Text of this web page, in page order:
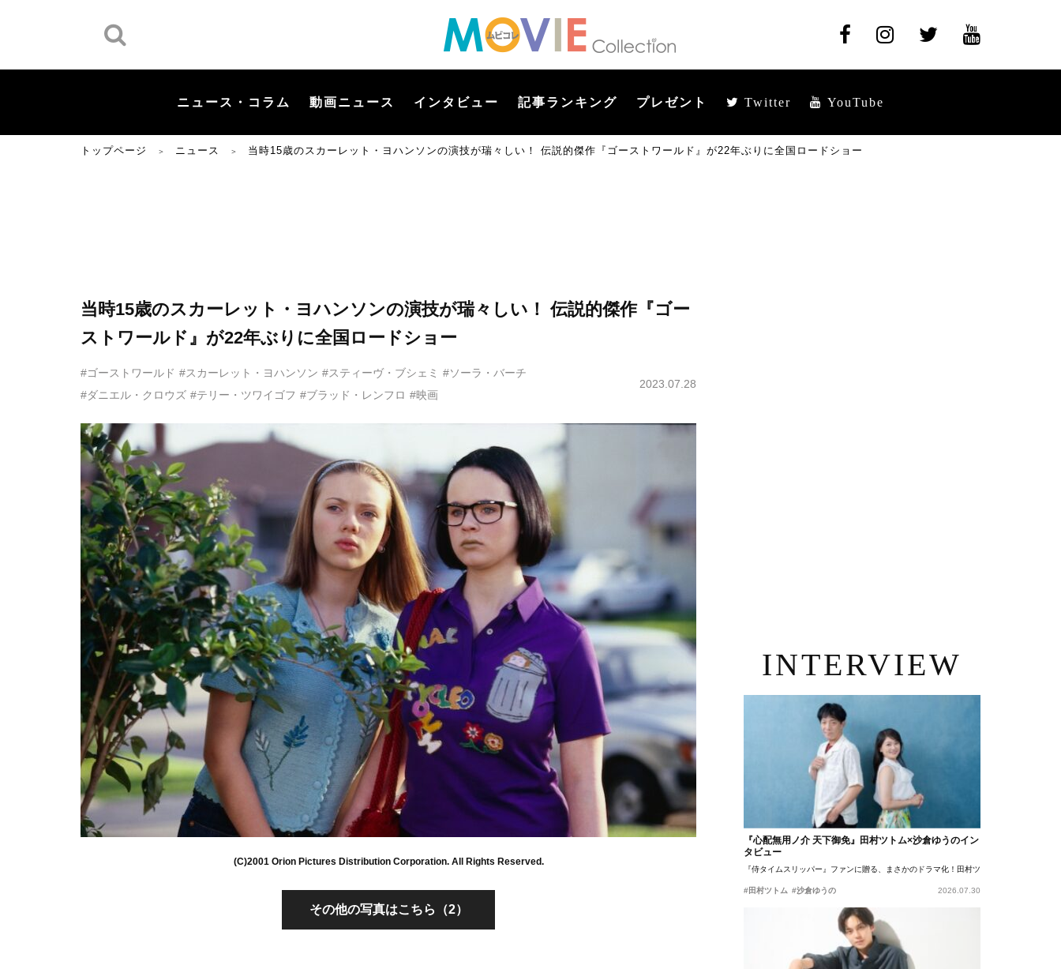
ニュース・コラム 動画ニュース インタビュー 記事ランキング プレゼント Twitter YouTube
トップページ ＞ ニュース ＞ 当時15歳のスカーレット・ヨハンソンの演技が瑞々しい！ 伝説的傑作『ゴーストワールド』が22年ぶりに全国ロードショー
当時15歳のスカーレット・ヨハンソンの演技が瑞々しい！ 伝説的傑作『ゴー
ストワールド』が22年ぶりに全国ロードショー
#ゴーストワールド #スカーレット・ヨハンソン #スティーヴ・ブシェミ #ソーラ・バーチ
#ダニエル・クロウズ #テリー・ツワイゴフ #ブラッド・レンフロ #映画
2023.07.28
(C)2001 Orion Pictures Distribution Corporation. All Rights Reserved.
その他の写真はこちら（2）
INTERVIEW
『心配無用ノ介 天下御免』田村ツトム×沙倉ゆうのイン
タビュー
『侍タイムスリッパー』ファンに贈る、まさかのドラマ化！田村ツトム×沙倉ゆうのが語
#田村ツトム #沙倉ゆうの 2026.07.30